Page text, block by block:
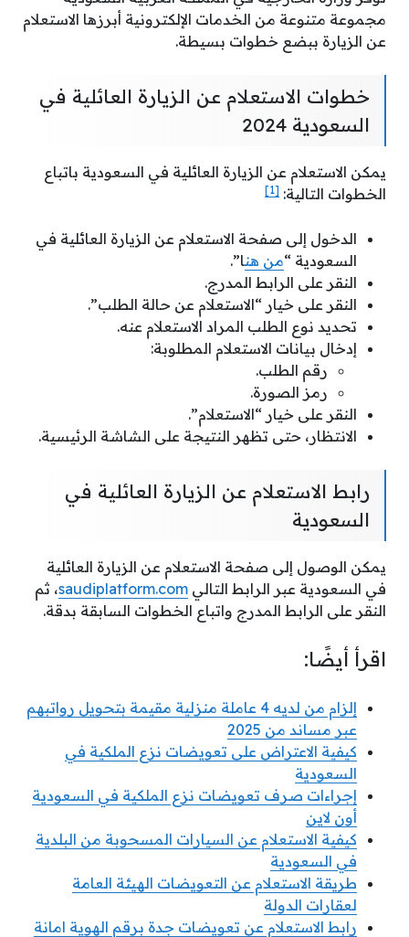
مجموعة متنوعة من الخدمات الإلكترونية أبرزها الاستعلام
عن الزيارة ببضع خطوات بسيطة.
خطوات الاستعلام عن الزيارة العائلية في
السعودية 2024
يمكن الاستعلام عن الزيارة العائلية في السعودية باتباع
الخطوات التالية: [1]
الدخول إلى صفحة الاستعلام عن الزيارة العائلية في
السعودية “من هنا”.
النقر على الرابط المدرج.
النقر على خيار “الاستعلام عن حالة الطلب”.
تحديد نوع الطلب المراد الاستعلام عنه.
إدخال بيانات الاستعلام المطلوبة:
رقم الطلب.
رمز الصورة.
النقر على خيار “الاستعلام”.
الانتظار، حتى تظهر النتيجة على الشاشة الرئيسية.
رابط الاستعلام عن الزيارة العائلية في
السعودية
يمكن الوصول إلى صفحة الاستعلام عن الزيارة العائلية
في السعودية عبر الرابط التالي saudiplatform.com، ثم
النقر على الرابط المدرج واتباع الخطوات السابقة بدقة.
اقرأ أيضًا:
إلزام من لديه 4 عاملة منزلية مقيمة بتحويل رواتبهم
عبر مساند من 2025
كيفية الاعتراض على تعويضات نزع الملكية في
السعودية
إجراءات صرف تعويضات نزع الملكية في السعودية
أون لاين
كيفية الاستعلام عن السيارات المسحوبة من البلدية
في السعودية
طريقة الاستعلام عن التعويضات الهيئة العامة
لعقارات الدولة
رابط الاستعلام عن تعويضات جدة برقم الهوية امانة